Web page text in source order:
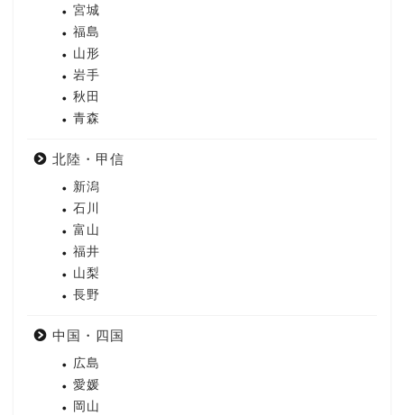
宮城
福島
山形
岩手
秋田
青森
北陸・甲信
新潟
石川
富山
福井
山梨
長野
中国・四国
広島
愛媛
岡山